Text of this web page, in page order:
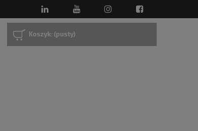
Koszyk: (pusty)